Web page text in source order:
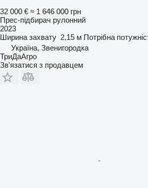
32 000 € ≈ 1 646 000 грн
Прес-підбирач рулонний
2023
Ширина захвату 2,15 м Потрібна
Україна, Звенигородка
ТриДаАгро
Зв'язатися з продавцем